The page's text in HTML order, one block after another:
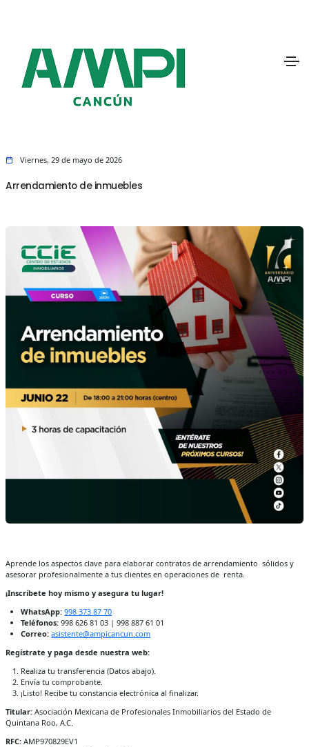
Viernes, 29 de mayo de 2026
Arrendamiento de inmuebles
Aprende los aspectos clave para elaborar contratos de arrendamiento sólidos y
asesorar profesionalmente a tus clientes en operaciones de renta.
¡Inscríbete hoy mismo y asegura tu lugar!
WhatsApp: 998 373 87 70
Teléfonos: 998 626 81 03 | 998 887 61 01
Correo: asistente@ampicancun.com
Regístrate y paga desde nuestra web:
Realiza tu transferencia (Datos abajo).
Envía tu comprobante.
¡Listo! Recibe tu constancia electrónica al finalizar.
Titular: Asociación Mexicana de Profesionales Inmobiliarios del Estado de
Quintana Roo, A.C.
RFC: AMP970829EV1